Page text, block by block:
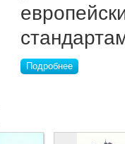
Подробнее